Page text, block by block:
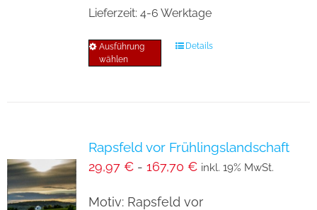
Lieferzeit: 4-6 Werktage
Ausführung
wählen
Dieses
auf.
Optionen
Details
Rapsfeld vor Frühlingslandschaft
29,97 €- 167,70 € inkl. 19% MwSt.
Motiv: Rapsfeld vor